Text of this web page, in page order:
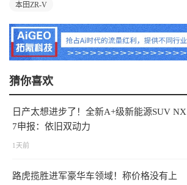
本田ZR-V
猜你喜欢
日产太想进步了！全新A+级新能源SUV NX
7申报：依旧双动力
1天前
路虎揽胜进军豪华车领域！称价格没有上